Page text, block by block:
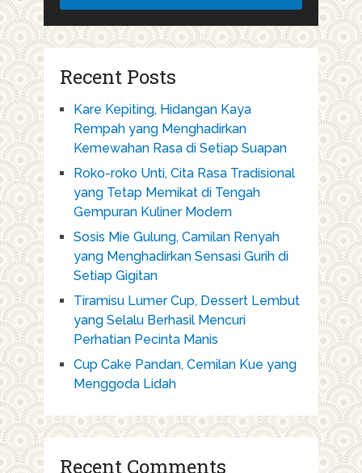
Recent Posts
Kare Kepiting, Hidangan Kaya
Rempah yang Menghadirkan
Kemewahan Rasa di Setiap Suapan
Roko-roko Unti, Cita Rasa Tradisional
yang Tetap Memikat di Tengah
Gempuran Kuliner Modern
Sosis Mie Gulung, Camilan Renyah
yang Menghadirkan Sensasi Gurih di
Setiap Gigitan
Tiramisu Lumer Cup, Dessert Lembut
yang Selalu Berhasil Mencuri
Perhatian Pecinta Manis
Cup Cake Pandan, Cemilan Kue yang
Menggoda Lidah
Recent Comments